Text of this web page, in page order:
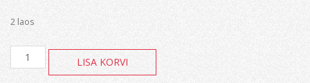
2 laos
Ribbons
&
LISA KORVI